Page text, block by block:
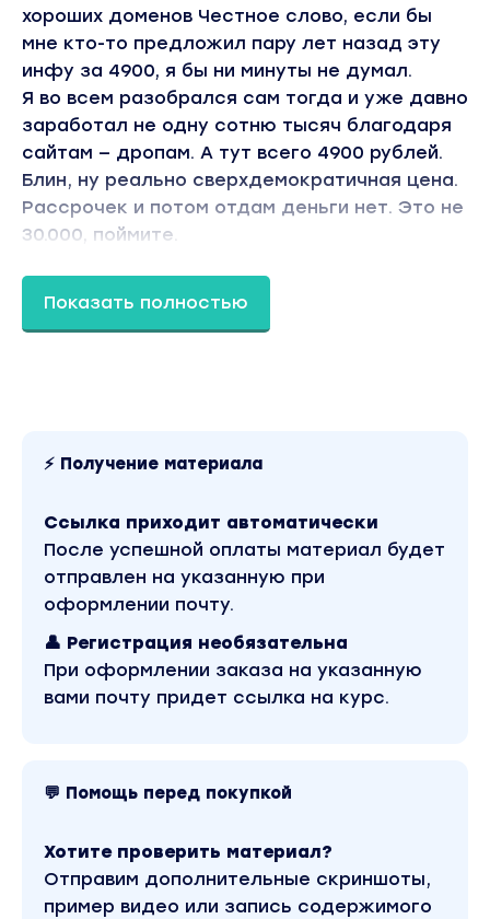
хороших доменов Честное слово, если бы
мне кто-то предложил пару лет назад эту
инфу за 4900, я бы ни минуты не думал.
Я во всем разобрался сам тогда и уже давно
заработал не одну сотню тысяч благодаря
сайтам — дропам. А тут всего 4900 рублей.
Блин, ну реально сверхдемократичная цена.
Рассрочек и потом отдам деньги нет. Это не
30.000, поймите.
восстановления и нужные промежутки по
Вебархиву
посещаемости, рекламные коды, метатеги и
прочие нужные примочки на ваш сайт на
Архиварикс
- Как делать гибридный сайт с «лицом
Архиварикса» , а теневая часть на WP и
какие это дает преимущества
- Как можно прямо в пределах одного сайта
- Как работать внутри админки сайта на
Архиварикс, как разместить статью и
восстановленного сайта, как сделать за 5
минут 100 статей на Архиварикс без плагина
Показать полностью
⚡ Получение материала
Ссылка приходит автоматически
После успешной оплаты материал будет
отправлен на указанную при
оформлении почту.
👤 Регистрация необязательна
При оформлении заказа на указанную
вами почту придет ссылка на курс.
💬 Помощь перед покупкой
Хотите проверить материал?
Отправим дополнительные скриншоты,
пример видео или запись содержимого